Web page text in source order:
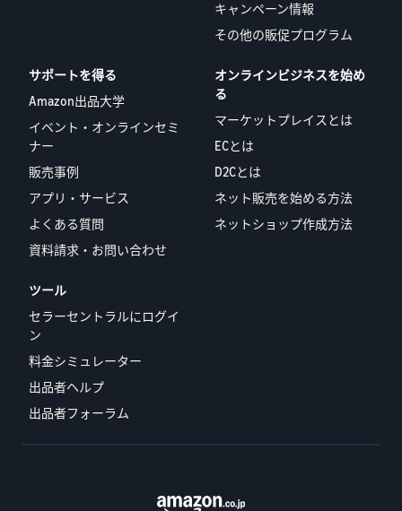
キャンペーン情報
その他の販促プログラム
サポートを得る
Amazon出品大学
イベント・オンラインセミ
ナー
販売事例
アプリ・サービス
よくある質問
資料請求・お問い合わせ
オンラインビジネスを始め
る
マーケットプレイスとは
ECとは
D2Cとは
ネット販売を始める方法
ネットショップ作成方法
ツール
セラーセントラルにログイ
ン
料金シミュレーター
出品者ヘルプ
出品者フォーラム